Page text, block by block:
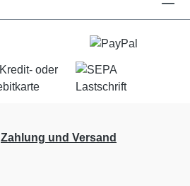
Zahlung und Versand